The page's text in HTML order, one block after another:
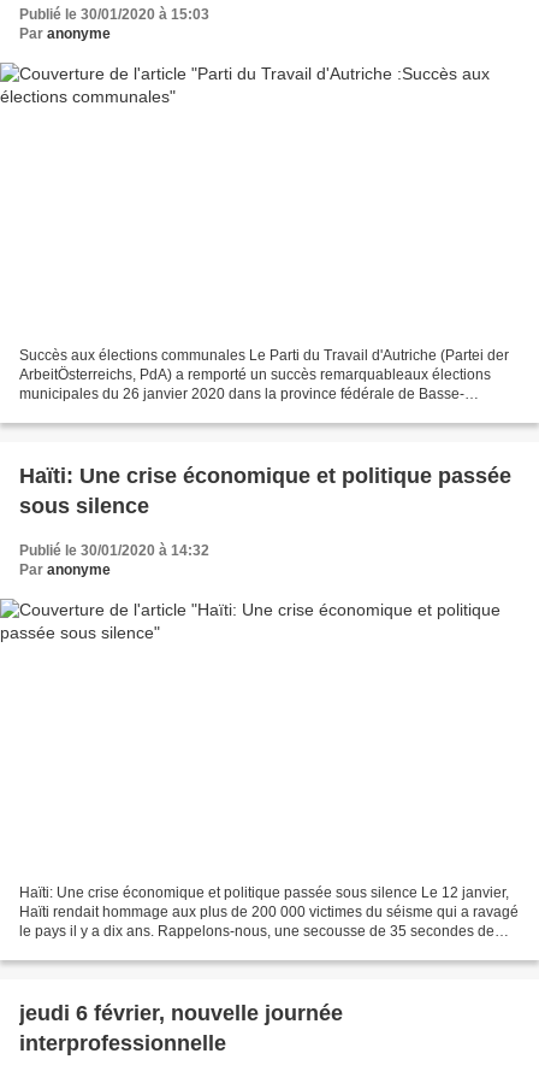
Publié le 30/01/2020 à 15:03
Par anonyme
Succès aux élections communales Le Parti du Travail d'Autriche (Partei der
ArbeitÖsterreichs, PdA) a remporté un succès remarquableaux élections
municipales du 26 janvier 2020 dans la province fédérale de Basse-
Haïti: Une crise économique et politique passée
sous silence
Publié le 30/01/2020 à 14:32
Par anonyme
Haïti: Une crise économique et politique passée sous silence Le 12 janvier,
Haïti rendait hommage aux plus de 200 000 victimes du séisme qui a ravagé
le pays il y a dix ans. Rappelons-nous, une secousse de 35 secondes de
jeudi 6 février, nouvelle journée
interprofessionnelle